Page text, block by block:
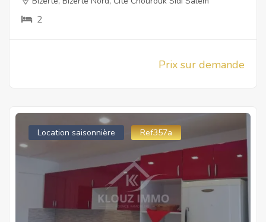
2
Prix sur demande
Location saisonnière Ref357a